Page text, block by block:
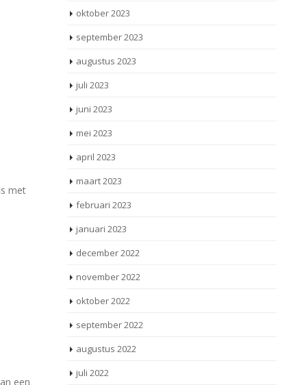
met
een
oktober 2023
september 2023
augustus 2023
juli 2023
juni 2023
mei 2023
april 2023
maart 2023
februari 2023
januari 2023
december 2022
november 2022
oktober 2022
september 2022
augustus 2022
juli 2022